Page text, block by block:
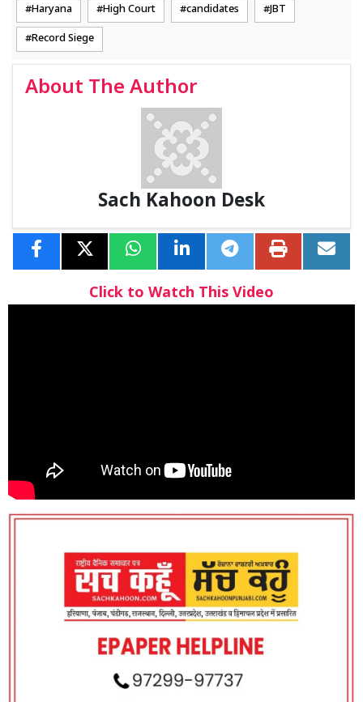
Haryana High Court candidates JBT
Record Siege
About The Author
Sach Kahoon Desk
Click to Watch This Video